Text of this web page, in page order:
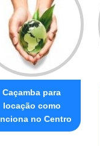
Caçamba para
locação como
no Centro